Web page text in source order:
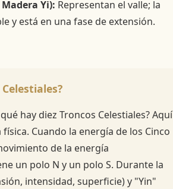
Yi): Representan el valle; la
y está en una fase de extensión.
hay diez Troncos Celestiales? Aquí
física. Cuando la energía de los Cinco
de la energía
un polo N y un polo S. Durante la
intensidad, superficie) y "Yin"